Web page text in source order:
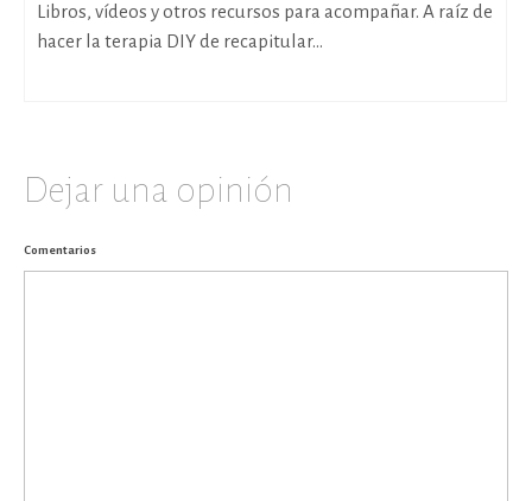
Libros, vídeos y otros recursos para acompañar. A raíz de
hacer la terapia DIY de recapitular...
Dejar una opinión
Comentarios